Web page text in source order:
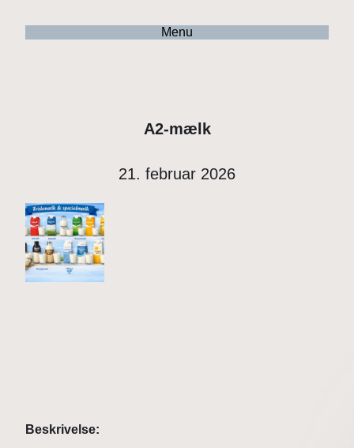
Menu
A2-mælk
21. februar 2026
Beskrivelse: